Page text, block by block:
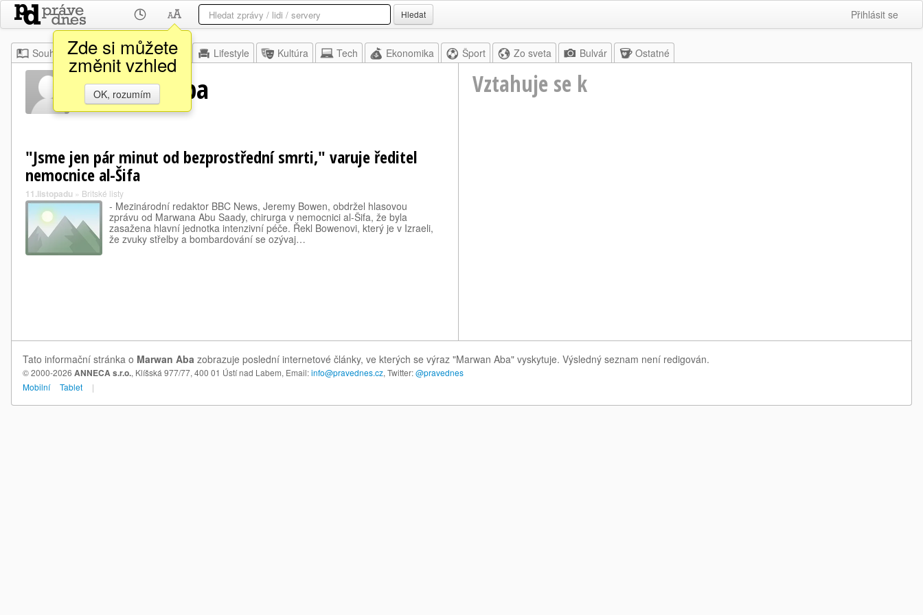
Zde si můžete
změnit vzhled
OK, rozumím
Hledat Přihlásit se
Souhrn Moje Z domova Lifestyle Kultúra Tech Ekonomika Šport Zo sveta Bulvár Ostatné
Marwan Aba Vztahuje se k
"Jsme jen pár minut od bezprostřední smrti," varuje ředitel
nemocnice al-Šifa
11.listopadu » Britské listy
- Mezinárodní redaktor BBC News, Jeremy Bowen, obdržel hlasovou
zprávu od Marwana Abu Saady, chirurga v nemocnici al-Šifa, že byla
zasažena hlavní jednotka intenzivní péče. Řekl Bowenovi, který je v Izraeli,
že zvuky střelby a bombardování se ozývaj…
Tato informační stránka o Marwan Aba zobrazuje poslední internetové články, ve kterých se výraz "Marwan Aba" vyskytuje. Výsledný seznam není redigován.
© 2000-2026 ANNECA s.r.o., Klíšská 977/77, 400 01 Ústí nad Labem, Email:info@pravednes.cz, Twitter:@pravednes
Mobilní
Tablet |